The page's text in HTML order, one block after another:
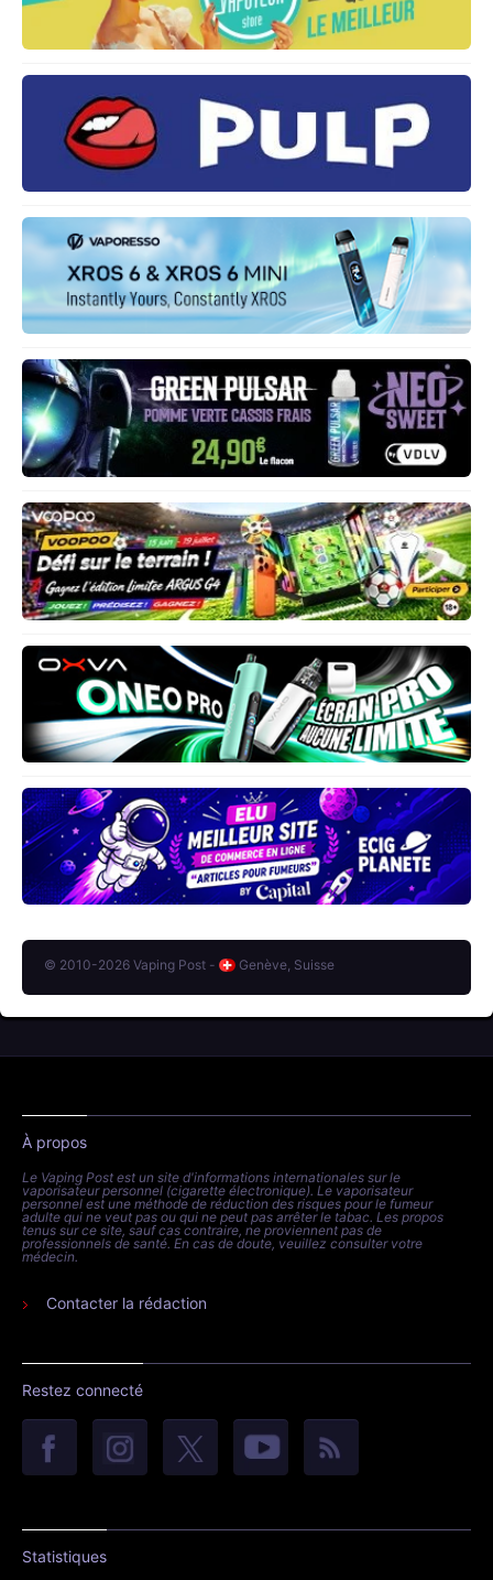
© 2010-2026 Vaping Post - Genève, Suisse
À propos
Le Vaping Post est un site d'informations internationales sur le
vaporisateur personnel (cigarette électronique). Le vaporisateur
personnel est une méthode de réduction des risques pour le fumeur
adulte qui ne veut pas ou qui ne peut pas arrêter le tabac. Les propos
tenus sur ce site, sauf cas contraire, ne proviennent pas de
professionnels de santé. En cas de doute, veuillez consulter votre
médecin.
Contacter la rédaction
Restez connecté
Statistiques